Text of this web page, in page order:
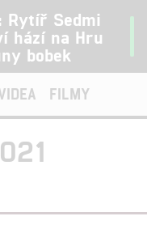
Rytíř Sedmi
hází na Hru
bobek
FILMY